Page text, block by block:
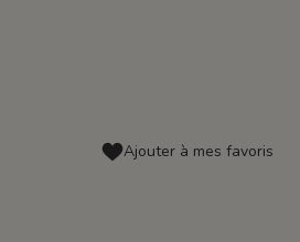
Ajouter à mes favoris